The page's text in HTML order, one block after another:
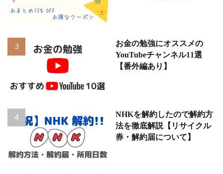
お金の勉強にオススメの
YouTubeチャンネル11選
【番外編あり】
NHKを解約したので解約方
法を徹底解説【リサイクル
券・解約届について】